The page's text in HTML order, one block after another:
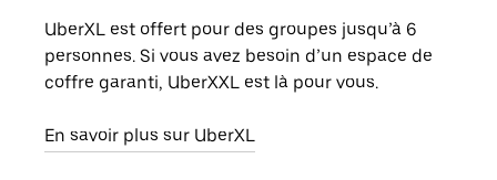
UberXL est offert pour des groupes jusqu’à 6
personnes. Si vous avez besoin d’un espace de
coffre garanti, UberXXL est là pour vous.
En savoir plus sur UberXL